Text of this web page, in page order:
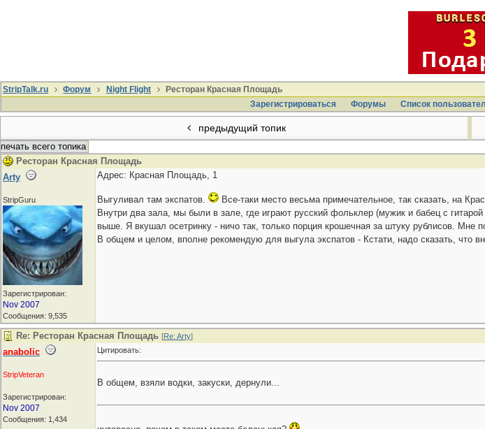
StripTalk.ru Форум Night Flight
Ресторан Красная Площадь
Зарегистрироваться
Форумы Список
предыдущий топик
печать всего топика
Ресторан Красная Площадь
Arty
StripGuru
Зарегистрирован:
Nov 2007
Сообщения: 9,535
Адрес: Красная Площадь, 1
Выгуливал там экспатов.
Все-таки место весьма примечательное, так сказать, на
Внутри два зала, мы были в зале, где играют русский фольклер (мужик и бабец с
выше. Я вкушал осетринку - ничо так, только порция крошечная за штуку рублисов. Мне
В общем и целом, вполне рекомендую для выгула экспатов - Кстати, надо сказать, что
Re: Ресторан Красная Площадь [Re: Arty]
anabolic
StripVeteran
Зарегистрирован:
Nov 2007
Сообщения: 1,434
Цитировать:
В общем, взяли водки, закуски, дернули...